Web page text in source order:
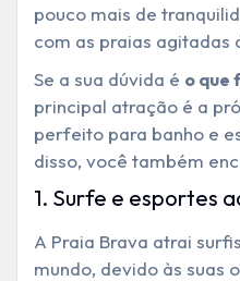
pouco mais de
com as praias agitadas
Se a sua dúvida é o que
principal atração é a
perfeito para banho e
disso, você também
1. Surfe e esportes
A Praia Brava atrai
mundo, devido às suas